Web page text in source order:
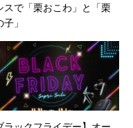
など）…ほか、多数執筆。
mica.com
スで「栗おこわ」と「栗
」